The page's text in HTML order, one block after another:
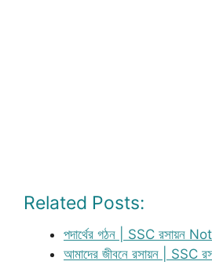
Related Posts:
পদার্থের গঠন | SSC রসায়ন
আমাদের জীবনে রসায়ন | SSC